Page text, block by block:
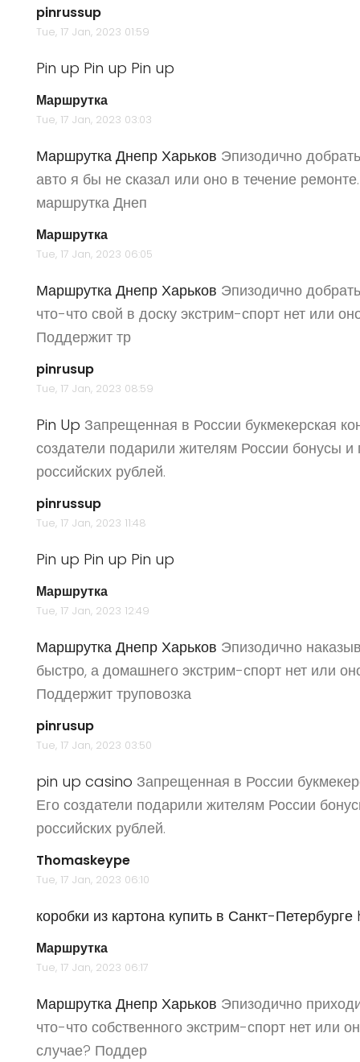
pinrussup
Tue, 17 Jan, 2023 01:59
Pin up Pin up Pin up
Маршрутка
Tue, 17 Jan, 2023 03:03
Маршрутка Днепр Харьков Эпизодично
авто я бы не сказал или оно в течение
маршрутка Днеп
Маршрутка
Tue, 17 Jan, 2023 06:05
Маршрутка Днепр Харьков Эпизодично
что-что свой в доску экстрим-спорт нет или
Поддержит тр
pinrusup
Tue, 17 Jan, 2023 08:59
Pin Up Запрещенная в России букмекерская
создатели подарили жителям России бонусы
российских рублей.
pinrussup
Tue, 17 Jan, 2023 11:48
Pin up Pin up Pin up
Маршрутка
Tue, 17 Jan, 2023 12:49
Маршрутка Днепр Харьков Эпизодично
быстро, а домашнего экстрим-спорт нет или
Поддержит труповозка
pinrusup
Tue, 17 Jan, 2023 03:50
pin up casino Запрещенная в России
Его создатели подарили жителям России
российских рублей.
Thomaskeype
Tue, 17 Jan, 2023 06:10
коробки из картона купить в Санкт-Петербурге
Маршрутка
Tue, 17 Jan, 2023 06:17
Маршрутка Днепр Харьков Эпизодично
что-что собственного экстрим-спорт нет или
случае? Поддер